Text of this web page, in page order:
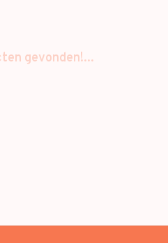
gevonden!...